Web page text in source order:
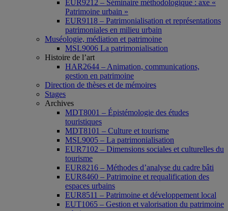
EUR9212 – Séminaire méthodologique : axe «
Patrimoine urbain »
EUR9118 – Patrimonialisation et représentations
patrimoniales en milieu urbain
Muséologie, médiation et patrimoine
MSL9006 La patrimonialisation
Histoire de l’art
HAR2644 – Animation, communications,
gestion en patrimoine
Direction de thèses et de mémoires
Stages
Archives
MDT8001 – Épistémologie des études
touristiques
MDT8101 – Culture et tourisme
MSL9005 – La patrimonialisation
EUR7102 – Dimensions sociales et culturelles du
tourisme
EUR8216 – Méthodes d’analyse du cadre bâti
EUR8460 – Patrimoine et requalification des
espaces urbains
EUR8511 – Patrimoine et développement local
EUT1065 – Gestion et valorisation du patrimoine